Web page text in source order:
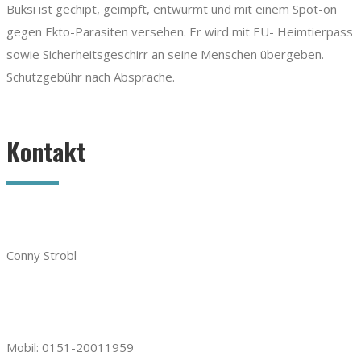
Buksi ist gechipt, geimpft, entwurmt und mit einem Spot-on
gegen Ekto-Parasiten versehen. Er wird mit EU- Heimtierpass
sowie Sicherheitsgeschirr an seine Menschen übergeben.
Schutzgebühr nach Absprache.
Kontakt
Conny Strobl
Mobil: 0151-20011959